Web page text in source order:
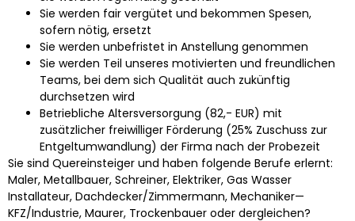
Sie werden fair vergütet und bekommen Spesen,
sofern nötig, ersetzt
Sie werden unbefristet in Anstellung genommen
Sie werden Teil unseres motivierten und freundlichen
Teams, bei dem sich Qualität auch zukünftig
durchsetzen wird
Betriebliche Altersversorgung (82,- EUR) mit
zusätzlicher freiwilliger Förderung (25% Zuschuss zur
Entgeltumwandlung) der Firma nach der Probezeit
Sie sind Quereinsteiger und haben folgende Berufe erlernt:
Maler, Metallbauer, Schreiner, Elektriker, Gas Wasser
Installateur, Dachdecker/Zimmermann, Mechaniker—
KFZ/Industrie, Maurer, Trockenbauer oder dergleichen?